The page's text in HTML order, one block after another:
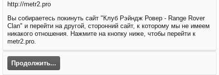
http://metr2.pro
Вы собираетесь покинуть сайт "Клуб Рэйндж Ровер - Range Rover
Clan" и перейти на другой, сторонний сайт, к которому мы не имеем
никакого отношения. Нажмите на кнопку ниже, чтобы перейти к
metr2.pro.
Продолжить...